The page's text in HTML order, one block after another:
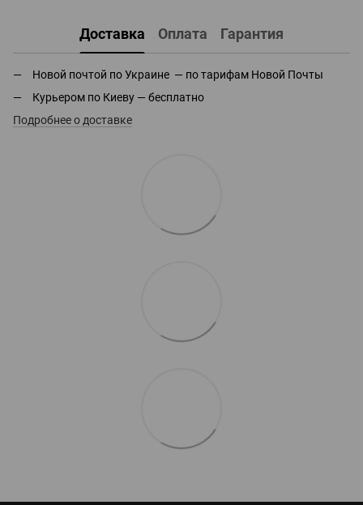
Доставка Оплата Гарантия
Новой почтой по Украине — по тарифам Новой Почты
Курьером по Киеву — бесплатно
Подробнее о доставке